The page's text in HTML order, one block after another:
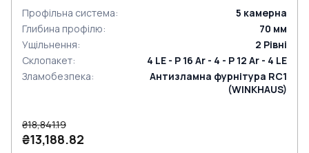
Профільна система: 5 камерна
Глибина профілю: 70 мм
Ущільнення: 2 Рівні
Склопакет:
4 LE - P 16 Ar - 4 - P 12 Ar - 4 LE
Зламобезпека:
Антизламна фурнітура RC1
(WINKHAUS)
₴18,841.19
₴13,188.82